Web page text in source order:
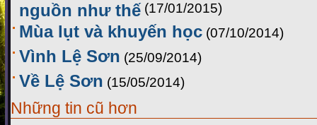
nguồn như thế (17/01/2015)
Mùa lụt và khuyến học (07/10/2014)
Vình Lệ Sơn (25/09/2014)
Về Lệ Sơn (15/05/2014)
Những tin cũ hơn